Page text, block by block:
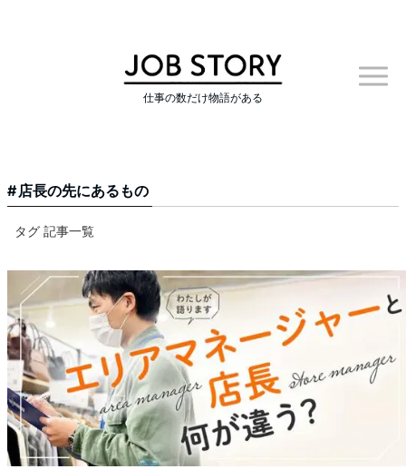
仕事の数だけ物語がある
店長の先にあるもの
タグ 記事一覧